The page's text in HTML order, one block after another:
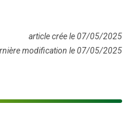
article crée le 07/05/2025
modification le 07/05/2025